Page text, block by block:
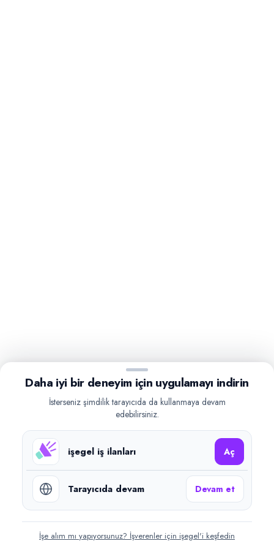
Daha iyi bir deneyim için uygulamayı indirin
İsterseniz şimdilik tarayıcıda da kullanmaya devam
edebilirsiniz.
işegel iş ilanları Aç
Tarayıcıda devam Devam et
İşe alım mı yapıyorsunuz? İşverenler için işegel'i keşfedin